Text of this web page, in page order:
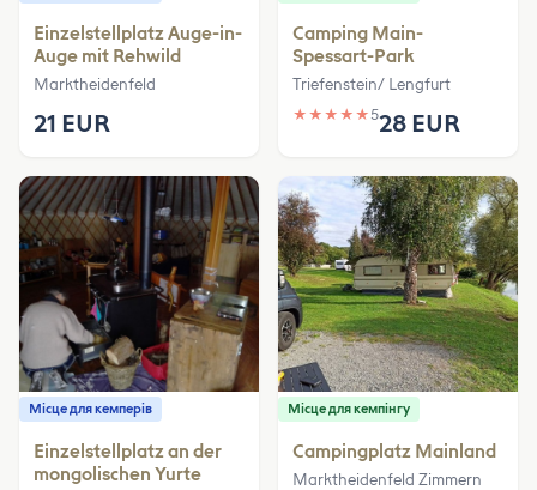
Einzelstellplatz Auge-in-
Auge mit Rehwild
Marktheidenfeld
21 EUR
Camping Main-
Spessart-Park
Triefenstein/ Lengfurt
★ ★ ★ ★ ★528 EUR
Місце для кемперів
Einzelstellplatz an der
mongolischen Yurte
Місце для кемпінгу
Campingplatz Mainland
Marktheidenfeld Zimmern